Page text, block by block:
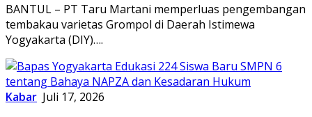
BANTUL – PT Taru Martani memperluas pengembangan
tembakau varietas Grompol di Daerah Istimewa
Yogyakarta (DIY)….
Kabar Juli 17, 2026